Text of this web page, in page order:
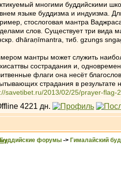
многими буддийскими
языке буддизма и индуизма.
стослоговая мантра
слов. Существует три вида
dhāraṇīmantra, тиб. gzungs
мантры может служить
сострадания и,
флаги она несёт
страдания в результате
savetibet.ru/2013/02/25/prayer-flag-
Буддийские форумы -> Гималайский